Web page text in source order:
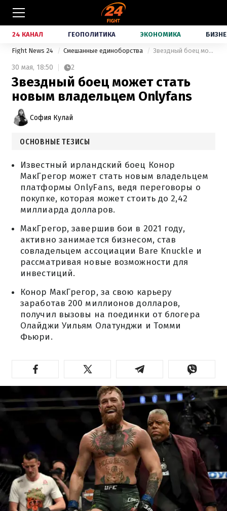
24 КАНАЛ ГЕОПОЛИТИКА ЭКОНОМИКА
Fight News 24 Смешанные единоборства Звездный боец может стать новым владельцем Onlyfans
30 мая, 18:50 2
Звездный боец может стать
новым владельцем Onlyfans
София Кулай
ОСНОВНЫЕ ТЕЗИСЫ
Известный ирландский боец Конор
МакГрегор может стать новым владельцем
платформы OnlyFans, ведя переговоры о
покупке, которая может стоить до 2,42
миллиарда долларов.
МакГрегор, завершив бои в 2021 году,
активно занимается бизнесом, став
совладельцем ассоциации Bare Knuckle и
рассматривая новые возможности для
инвестиций.
Конор МакГрегор, за свою карьеру
заработав 200 миллионов долларов,
получил вызовы на поединки от блогера
Олайджи Уильям Олатунджи и Томми
Фьюри.